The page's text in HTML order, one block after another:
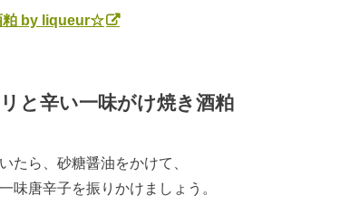
粕 by liqueur☆
と辛い一味がけ焼き酒粕
たら、砂糖醤油をかけて、
味唐辛子を振りかけましょう。